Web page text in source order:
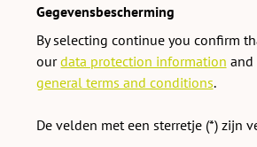
Gegevensbescherming
By selecting continue you confirm
ourdata protection information and
general terms and conditions.
De velden met een sterretje (*) zijn